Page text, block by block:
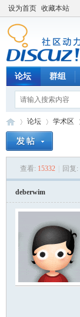
设为首页 收藏本站
论坛 群组
论坛
›
学术区
›
查看: 15332 回复:
deberwim